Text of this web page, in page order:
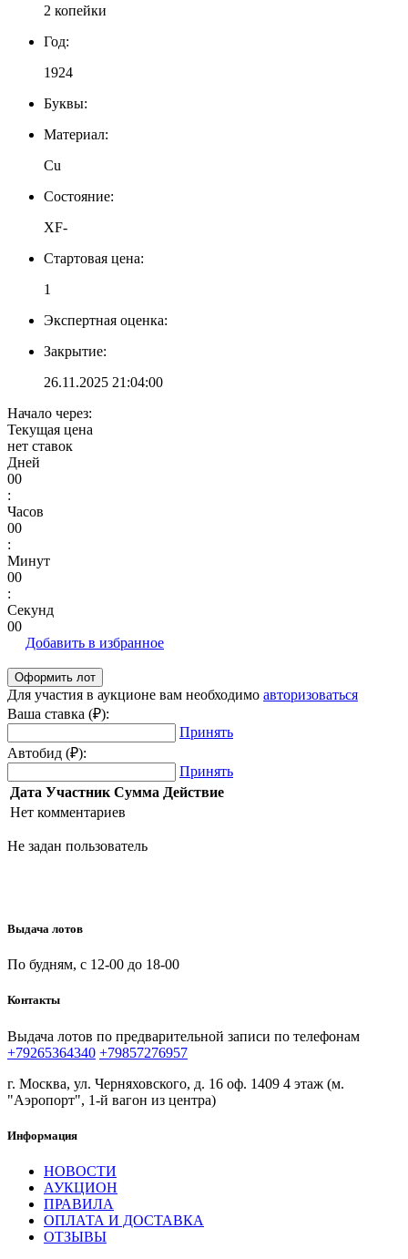
2 копейки
Год:
1924
Буквы:
Материал:
Cu
Состояние:
XF-
Стартовая цена:
1
Экспертная оценка:
Закрытие:
26.11.2025 21:04:00
Начало через:
Текущая цена
нет ставок
Дней
00
:
Часов
00
:
Минут
00
:
Секунд
00
Добавить в избранное
Для участия в аукционе вам необходимо авторизоваться
Ваша ставка (₽):
Принять
Автобид (₽):
Принять
Дата Участник Сумма Действие
Нет комментариев
Не задан пользователь
Выдача лотов
По будням, с 12-00 до 18-00
Контакты
Выдача лотов по предварительной записи по телефонам
+79265364340 +79857276957
г. Москва, ул. Черняховского, д. 16 оф. 1409 4 этаж (м.
"Аэропорт", 1-й вагон из центра)
Информация
НОВОСТИ
АУКЦИОН
ПРАВИЛА
ОПЛАТА И ДОСТАВКА
ОТЗЫВЫ